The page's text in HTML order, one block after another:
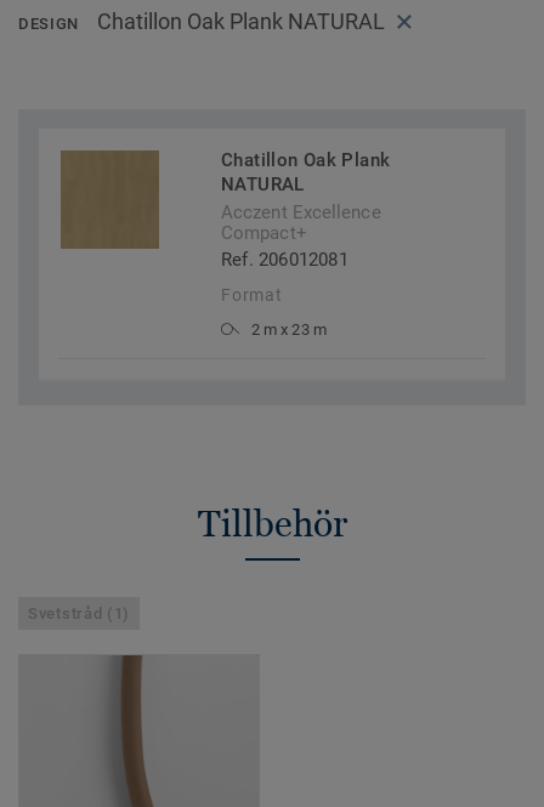
DESIGN Chatillon Oak Plank NATURAL
Chatillon Oak Plank
NATURAL
Acczent Excellence
Compact+
Ref. 206012081
Format
2 m x 23 m
Tillbehör
Svetstråd (1)